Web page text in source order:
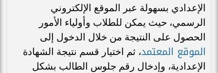
الإعدادي بسهولة عبر الموقع الإلكتروني
الرسمي، حيث يمكن للطلاب وأولياء الأمور
الحصول على النتيجة من خلال الدخول إلى
الموقع المعتمد، ثم اختيار قسم نتيجة الشهادة
الإعدادية، وإدخال رقم جلوس الطالب بشكل